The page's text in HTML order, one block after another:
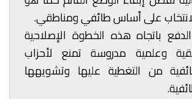
على أساس طائفي ومناطقي.
باتجاه هذه الخطوة الإصلاحية
وعلمية مدروسة تمنع لأحزاب
من التغطية عليها وتشويهها